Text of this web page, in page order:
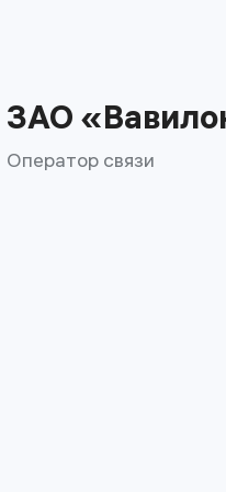
ЗАО
Оператор связи